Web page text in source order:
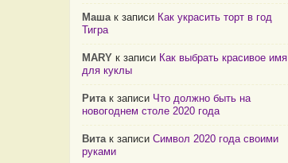
Машак записи Как украсить торт в год
Тигра
MARY к записи Как выбрать красивое имя
для куклы
Ритак записи Что должно быть на
новогоднем столе 2020 года
Витак записи Символ 2020 года своими
руками